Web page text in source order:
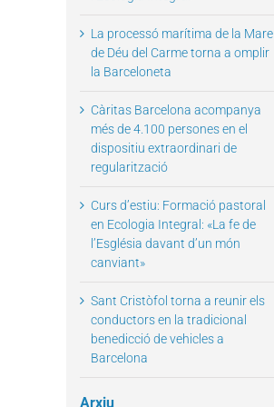
La processó marítima de la Mare
de Déu del Carme torna a omplir
la Barceloneta
Càritas Barcelona acompanya
més de 4.100 persones en el
dispositiu extraordinari de
regularització
Curs d’estiu: Formació pastoral
en Ecologia Integral: «La fe de
l’Església davant d’un món
canviant»
Sant Cristòfol torna a reunir els
conductors en la tradicional
benedicció de vehicles a
Barcelona
Arxiu